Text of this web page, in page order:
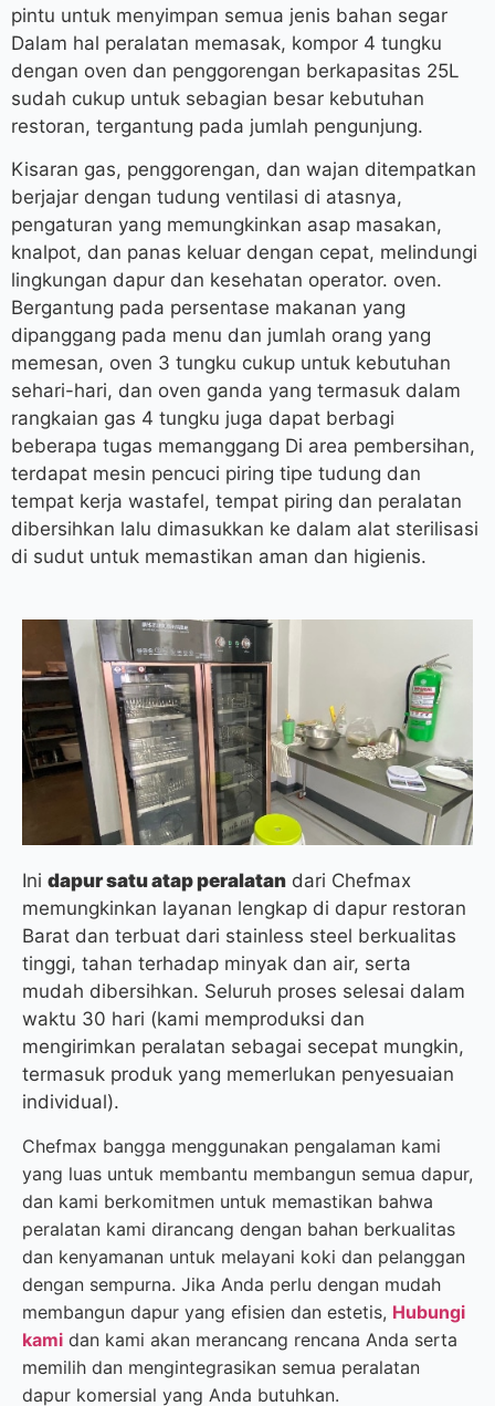
pintu untuk menyimpan semua jenis bahan segar
Dalam hal peralatan memasak, kompor 4 tungku
dengan oven dan penggorengan berkapasitas 25L
sudah cukup untuk sebagian besar kebutuhan
restoran, tergantung pada jumlah pengunjung.
Kisaran gas, penggorengan, dan wajan ditempatkan
berjajar dengan tudung ventilasi di atasnya,
pengaturan yang memungkinkan asap masakan,
knalpot, dan panas keluar dengan cepat, melindungi
lingkungan dapur dan kesehatan operator. oven.
Bergantung pada persentase makanan yang
dipanggang pada menu dan jumlah orang yang
memesan, oven 3 tungku cukup untuk kebutuhan
sehari-hari, dan oven ganda yang termasuk dalam
rangkaian gas 4 tungku juga dapat berbagi
beberapa tugas memanggang Di area pembersihan,
terdapat mesin pencuci piring tipe tudung dan
tempat kerja wastafel, tempat piring dan peralatan
dibersihkan lalu dimasukkan ke dalam alat sterilisasi
di sudut untuk memastikan aman dan higienis.
Ini dapur satu atapperalatan dari Chefmax
memungkinkan layanan lengkap di dapur restoran
Barat dan terbuat dari stainless steel berkualitas
tinggi, tahan terhadap minyak dan air, serta
mudah dibersihkan. Seluruh proses selesai dalam
waktu 30 hari (kami memproduksi dan
mengirimkan peralatan sebagai secepat mungkin,
termasuk produk yang memerlukan penyesuaian
individual).
Chefmax bangga menggunakan pengalaman kami
yang luas untuk membantu membangun semua dapur,
dan kami berkomitmen untuk memastikan bahwa
peralatan kami dirancang dengan bahan berkualitas
dan kenyamanan untuk melayani koki dan pelanggan
dengan sempurna. Jika Anda perlu dengan mudah
membangun dapur yang efisien dan estetis, Hubungi
kami dan kami akan merancang rencana Anda serta
memilih dan mengintegrasikan semua peralatan
dapur komersial yang Anda butuhkan.